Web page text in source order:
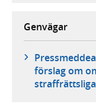
Genvägar
förslag om